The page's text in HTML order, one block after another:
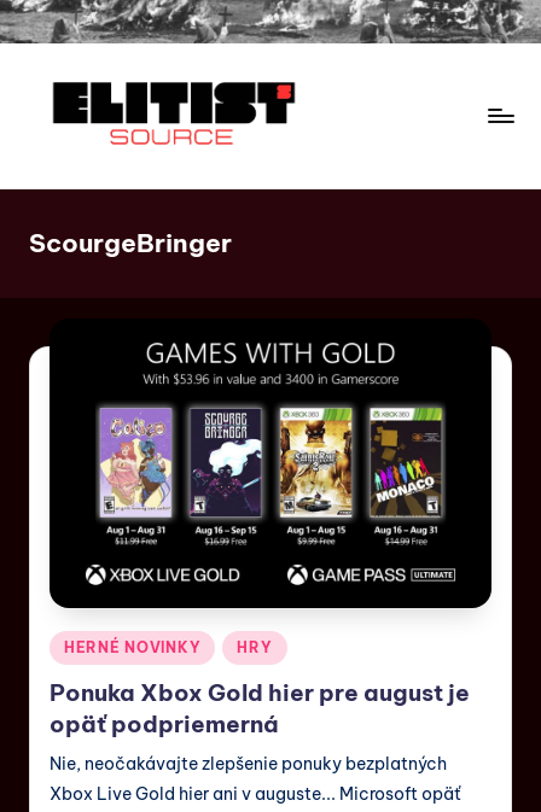
ScourgeBringer
HERNÉ NOVINKY HRY
Ponuka Xbox Gold hier pre august je
opäť podpriemerná
Nie, neočakávajte zlepšenie ponuky bezplatných
Xbox Live Gold hier ani v auguste... Microsoft opäť